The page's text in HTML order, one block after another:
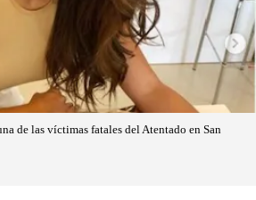
de las víctimas fatales del Atentado en San